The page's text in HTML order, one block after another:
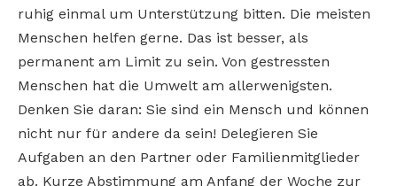
ruhig einmal um Unterstützung bitten. Die meisten
Menschen helfen gerne. Das ist besser, als
permanent am Limit zu sein. Von gestressten
Menschen hat die Umwelt am allerwenigsten.
Denken Sie daran: Sie sind ein Mensch und können
nicht nur für andere da sein! Delegieren Sie
Aufgaben an den Partner oder Familienmitglieder
ab. Kurze Abstimmung am Anfang der Woche zur